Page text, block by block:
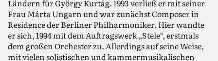
Ländern für György Kurtág. 1993 verließ er mit seiner
Frau Márta Ungarn und war zunächst Composer in
Residence der Berliner Philharmoniker. Hier wandte
er sich, 1994 mit dem Auftragswerk „Stele“, erstmals
dem großen Orchester zu. Allerdings auf seine Weise,
mit vielen solistischen und kammermusikalischen